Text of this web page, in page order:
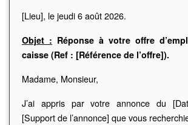
[Lieu], lejeudi 6 août 2026.
Objet : Réponse à votre offre
caisse (Ref : [Référence de l’offre]).
Madame, Monsieur,
J’ai appris par votre annonce du
[Support de l’annonce] que vous